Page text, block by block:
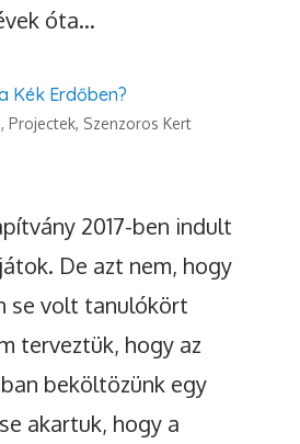
óta...
Kék Erdőben?
, Projectek, Szenzoros Kert
2017-ben indult
De azt nem, hogy
se volt tanulókört
terveztük, hogy az
beköltözünk egy
akartuk, hogy a